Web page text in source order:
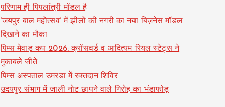
परिणाम ही पिपलांत्री मॉडल है
‘जयपुर बाल महोत्सव’ में झीलों की नगरी का नया बिज़नेस मॉडल
दिखाने का मौका
पिम्स मेवाड़ कप 2026: क्रॉसवर्ड व आदित्यम रियल स्टेट्स ने
मुकाबले जीते
पिम्स अस्पताल उमरडा में रक्तदान शिविर
उदयपुर संभाग में जाली नोट छापने वाले गिरोह का भंडाफोड़